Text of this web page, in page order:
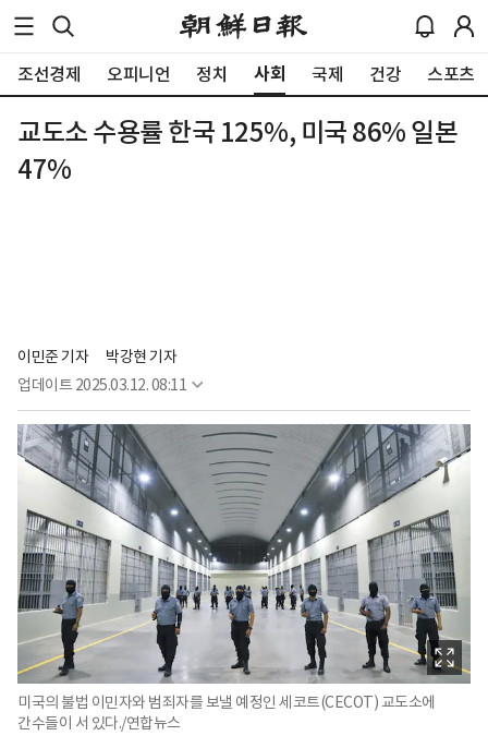
조선경제 오피니언 정치 사회 국제 건강 스포츠
교도소 수용률 한국 125%, 미국 86% 일본
47%
이민준 기자
박강현 기자
업데이트 2025.03.12. 08:11
미국의 불법 이민자와 범죄자를 보낼 예정인 세코트(CECOT) 교도소에
간수들이 서 있다./연합뉴스